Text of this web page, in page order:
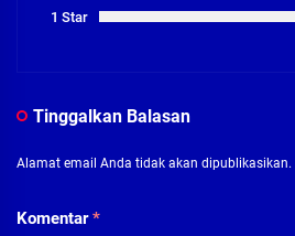
1 Star
Tinggalkan Balasan
Alamat email Anda tidak akan dipublikasikan.
Komentar*